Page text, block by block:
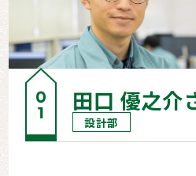
田口 優之介
設計部